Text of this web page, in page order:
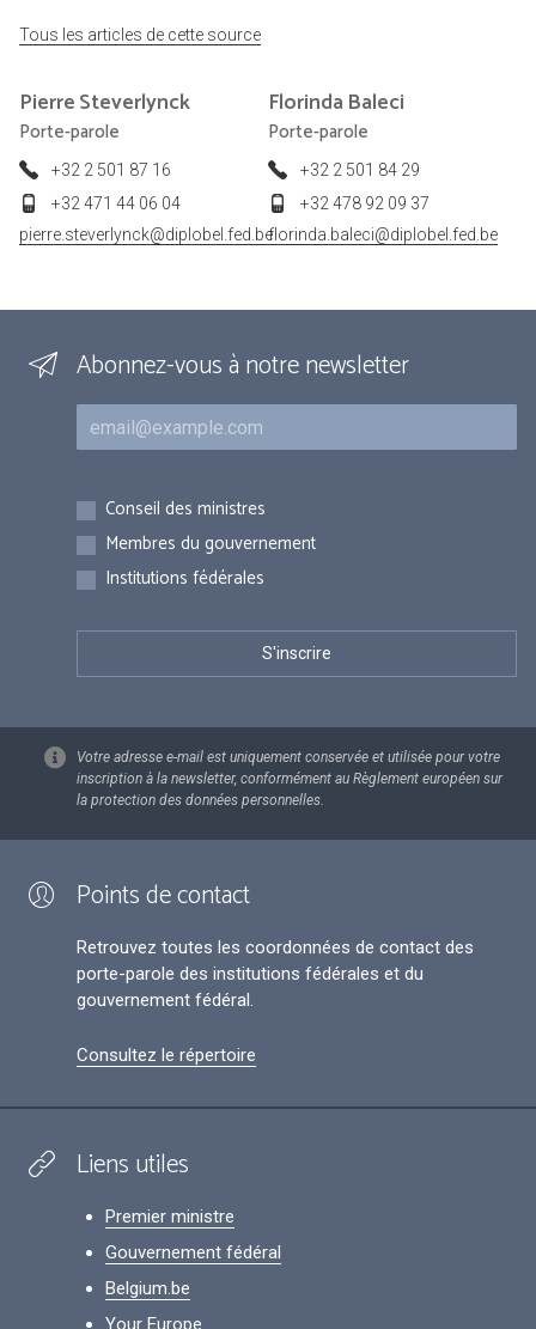
Tous les articles de cette source
PierreSteverlynck
Porte-parole
+32 2 501 87 16
+32 471 44 06 04
pierre.steverlynck@diplobel.fed.be
Florinda Baleci
Porte-parole
+32 2 501 84 29
+32 478 92 09 37
florinda.baleci@diplobel.fed.be
Abonnez-vous à notre newsletter
Courriel
Inscriptions
Conseil des ministres
Membres du gouvernement
Institutions fédérales
Votre adresse e-mail est uniquement conservée et utilisée pour votre
inscription à la newsletter, conformément au Règlement européen sur
la protection des données personnelles.
Points de contact
Retrouvez toutes les coordonnées de contact des
porte-parole des institutions fédérales et du
gouvernement fédéral.
Consultez le répertoire
Liens utiles
Premier ministre
Gouvernement fédéral
Belgium.be
Your Europe